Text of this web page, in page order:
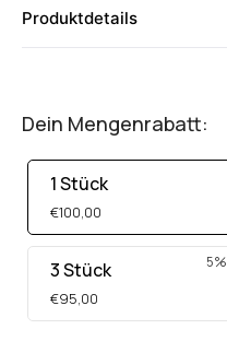
Produktdetails
Dein Mengenrabatt:
1 Stück
€100,00
5%
3 Stück
€95,00